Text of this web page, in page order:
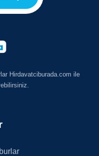
Hirdavatciburada.com ile